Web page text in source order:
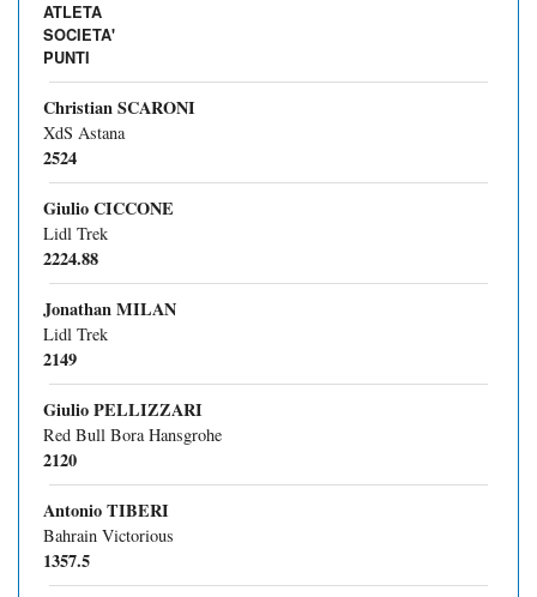
ATLETA
SOCIETA'
PUNTI
Christian SCARONI
XdS Astana
2524
Giulio CICCONE
Lidl Trek
2224.88
Jonathan MILAN
Lidl Trek
2149
Giulio PELLIZZARI
Red Bull Bora Hansgrohe
2120
Antonio TIBERI
Bahrain Victorious
1357.5